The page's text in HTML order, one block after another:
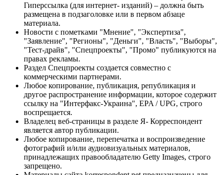
Гиперссылка (для интернет- изданий) – должна быть
размещена в подзаголовке или в первом абзаце
материала.
Новости с пометками "Мнение", "Экспертиза",
"Заявление", "Регионы", "Деньги", "Власть", "Выборы",
"Тест-драйв", "Спецпроекты", "Промо" публикуются на
правах рекламы.
Раздел Спецпроекты создается совместно с
коммерческими партнерами.
Любое копирование, публикация, републикация и
другое распространение информации, которое содержит
ссылку на "Интерфакс-Украина", EPA / UPG, строго
воспрещается.
Владелец веб-страницы в разделе Я- Корреспондент
является автор публикации.
Любое копирование, перепечатка и воспроизведение
фотографий и/или аудиовизуальных материалов,
принадлежащих правообладателю Getty Images, строго
запрещено.